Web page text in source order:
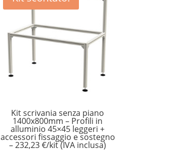
Kit scrivania senza piano
1400x800mm – Profili in
alluminio 45×45 leggeri +
accessori fissaggio e sostegno
– 232,23 €/kit (IVA inclusa)